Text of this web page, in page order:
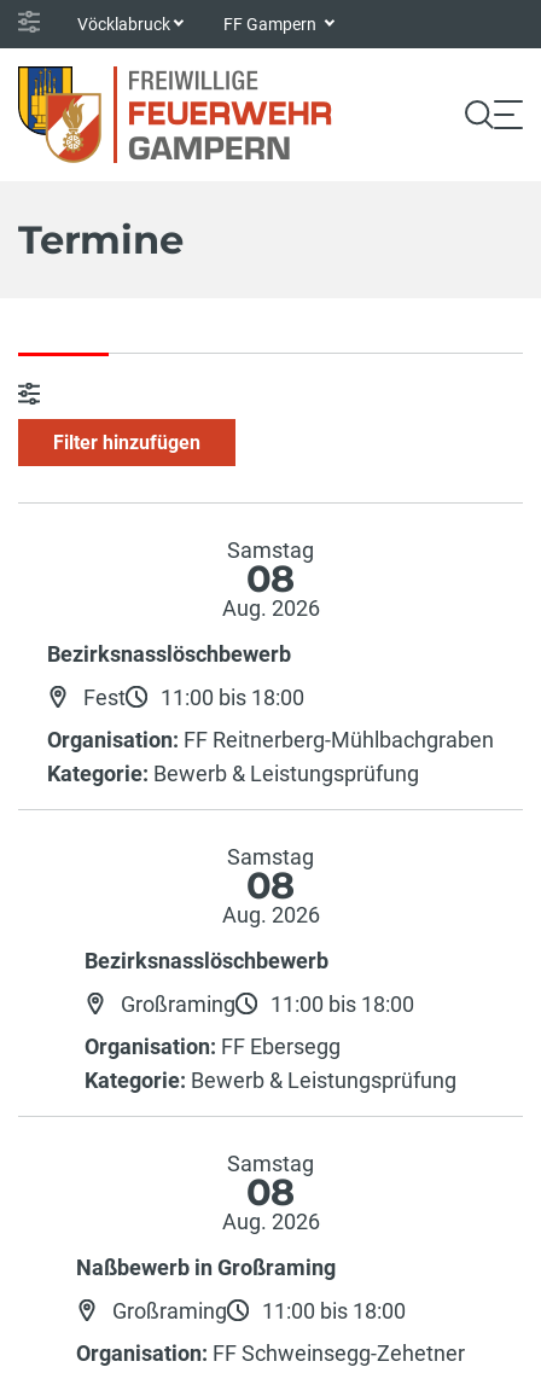
Vöcklabruck FF Gampern
Termine
Filter hinzufügen
Samstag
08
Aug. 2026
Bezirksnasslöschbewerb
Fest
11:00 bis 18:00
Organisation: FF Reitnerberg-Mühlbachgraben
Kategorie: Bewerb & Leistungsprüfung
Samstag
08
Aug. 2026
Bezirksnasslöschbewerb
Großraming
11:00 bis 18:00
Organisation: FF Ebersegg
Kategorie: Bewerb & Leistungsprüfung
Samstag
08
Aug. 2026
Naßbewerb in Großraming
Großraming
11:00 bis 18:00
Organisation: FF Schweinsegg-Zehetner